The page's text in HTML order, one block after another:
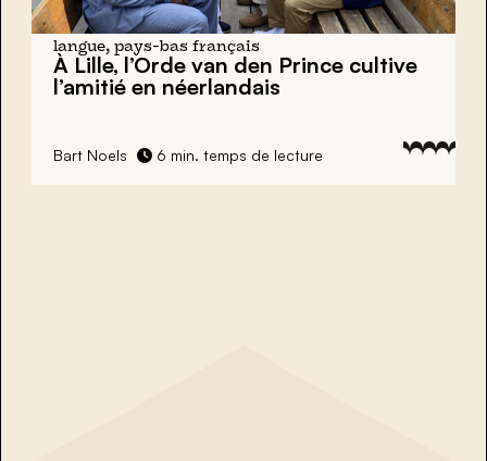
langue, pays-bas français
À Lille, l’Orde van den Prince cultive
l’amitié en néerlandais
Bart Noels 6 min. temps de lecture